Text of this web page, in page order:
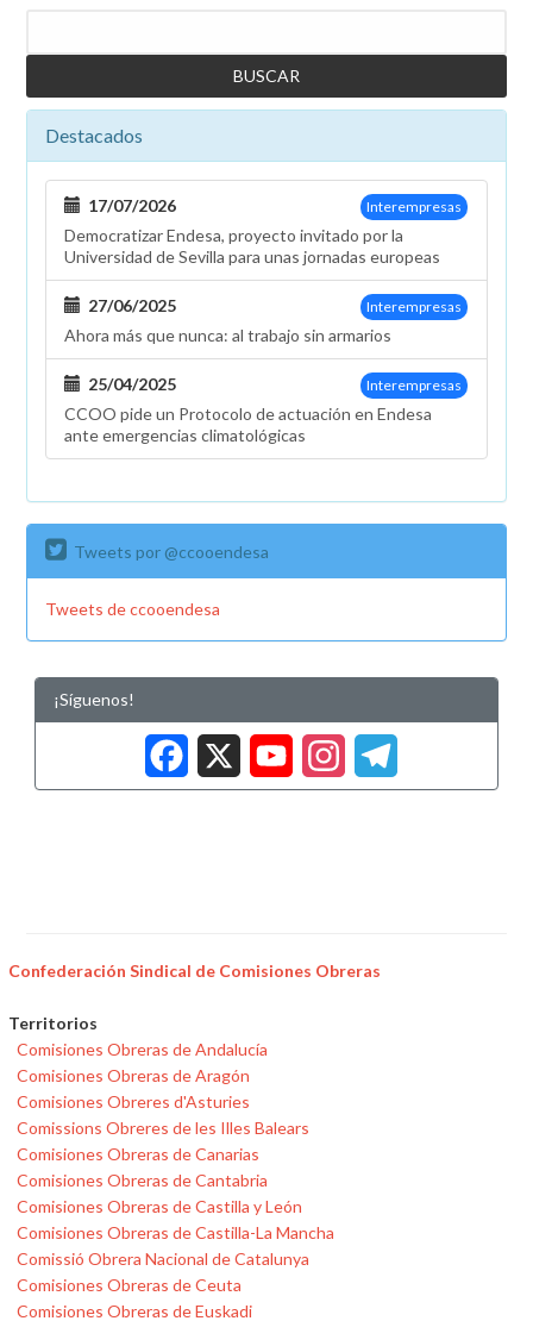
de
se
sin
ninguna
de
las
mejoras
por
la
Destacados
Interempresas
17/07/2026
Democratizar Endesa, proyecto invitado por la
Universidad de Sevilla para unas jornadas europeas
Interempresas
27/06/2025
Ahora más que nunca: al trabajo sin armarios
Interempresas
25/04/2025
CCOO pide un Protocolo de actuación en Endesa
ante emergencias climatológicas
Tweets por @ccooendesa
Tweets de ccooendesa
¡Síguenos!
Facebook
X
Confederación Sindical de Comisiones Obreras
Territorios
Comisiones Obreras de Andalucía
Comisiones Obreras de Aragón
Comisiones Obreres d'Asturies
Comissions Obreres de les Illes Balears
Comisiones Obreras de Canarias
Comisiones Obreras de Cantabria
Comisiones Obreras de Castilla y León
Comisiones Obreras de Castilla-La Mancha
Comissió Obrera Nacional de Catalunya
Comisiones Obreras de Ceuta
Comisiones Obreras de Euskadi